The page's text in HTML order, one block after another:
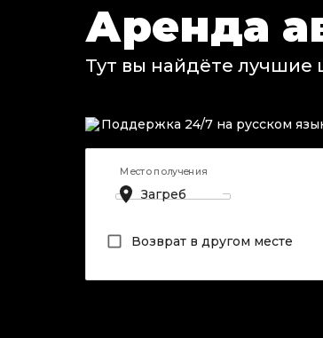
Аренда
Тут вы найдёте лучшие
Поддержка 24/7 на русском
Место получения
Возврат в другом месте